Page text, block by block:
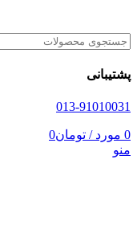
پشتیبانی
013-91010031
0 مورد / تومان0
منو